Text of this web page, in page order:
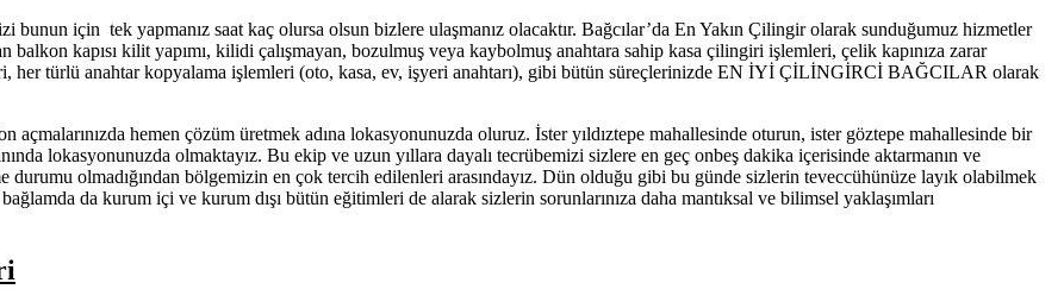
için tek yapmanız saat kaç olursa olsun bizlere ulaşmanız olacaktır. Bağcılar’da En Yakın Çilingir olarak sunduğumuz hizmetler
balkon kapısı kilit yapımı, kilidi çalışmayan, bozulmuş veya kaybolmuş anahtara sahip kasa çilingiri işlemleri, çelik kapınıza zarar
her türlü anahtar kopyalama işlemleri (oto, kasa, ev, işyeri anahtarı), gibi bütün süreçlerinizde EN İYİ ÇİLİNGİRCİ BAĞCILAR olarak
hemen çözüm üretmek adına lokasyonunuzda oluruz. İster yıldıztepe mahallesinde oturun, ister göztepe mahallesinde bir
lokasyonunuzda olmaktayız. Bu ekip ve uzun yıllara dayalı tecrübemizi sizlere en geç onbeş dakika içerisinde aktarmanın ve
durumu olmadığından bölgemizin en çok tercih edilenleri arasındayız. Dün olduğu gibi bu günde sizlerin teveccühünüze layık olabilmek
da kurum içi ve kurum dışı bütün eğitimleri de alarak sizlerin sorunlarınıza daha mantıksal ve bilimsel yaklaşımları